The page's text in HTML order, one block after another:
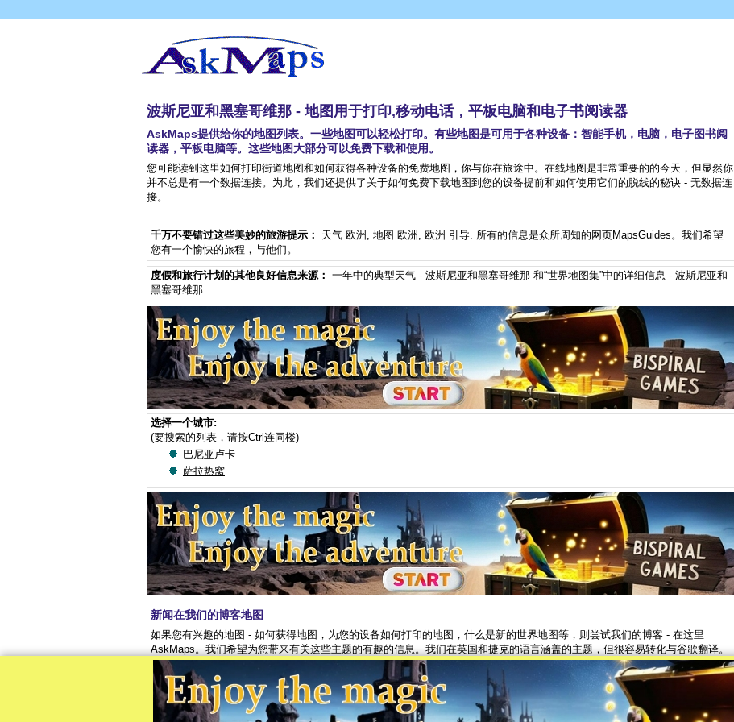
波斯尼亚和黑塞哥维那 - 地图用于打印,移动电话，平板电脑和电子书阅读器
AskMaps提供给你的地图列表。一些地图可以轻松打印。有些地图是可用于各种设备：智能手机，电脑，电子图书阅
读器，平板电脑等。这些地图大部分可以免费下载和使用。
您可能读到这里如何打印街道地图和如何获得各种设备的免费地图，你与你在旅途中。在线地图是非常重要的的今天，但显然你
并不总是有一个数据连接。为此，我们还提供了关于如何免费下载地图到您的设备提前和如何使用它们的脱线的秘诀 - 无数据连
接。
千万不要错过这些美妙的旅游提示： 天气 欧洲 , 地图 欧洲 , 欧洲 引导. 所有的信息是众所周知的网页MapsGuides。我们希望
您有一个愉快的旅程，与他们。
度假和旅行计划的其他良好信息来源： 一年中的典型天气 - 波斯尼亚和黑塞哥维那 和“世界地图集”中的详细信息 - 波斯尼亚和
黑塞哥维那.
选择一个城市:
(要搜索的列表，请按Ctrl连同楼)
巴尼亚卢卡
萨拉热窝
新闻在我们的博客地图
如果您有兴趣的地图 - 如何获得地图，为您的设备如何打印的地图，什么是新的世界地图等，则尝试我们的博客 - 在这里
AskMaps。我们希望为您带来有关这些主题的有趣的信息。我们在英国和捷克的语言涵盖的主题，但很容易转化与谷歌翻译。
感谢您与我们在一起。
AskMaps博客
>>>
©2001-2026 AskMaps.com
出版商: Bispiral, s.r.o. | 关于我们 本网站的规则和隐私政策